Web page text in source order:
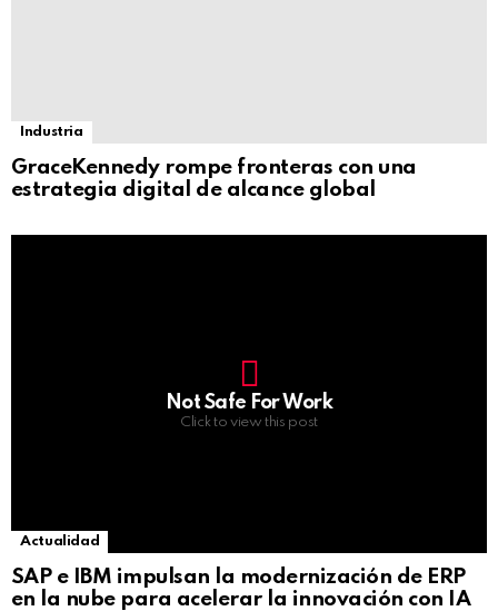
Industria
GraceKennedy rompe fronteras con una
estrategia digital de alcance global
Not Safe For Work
Click to view this post
Actualidad
SAP e IBM impulsan la modernización de ERP
en la nube para acelerar la innovación con IA